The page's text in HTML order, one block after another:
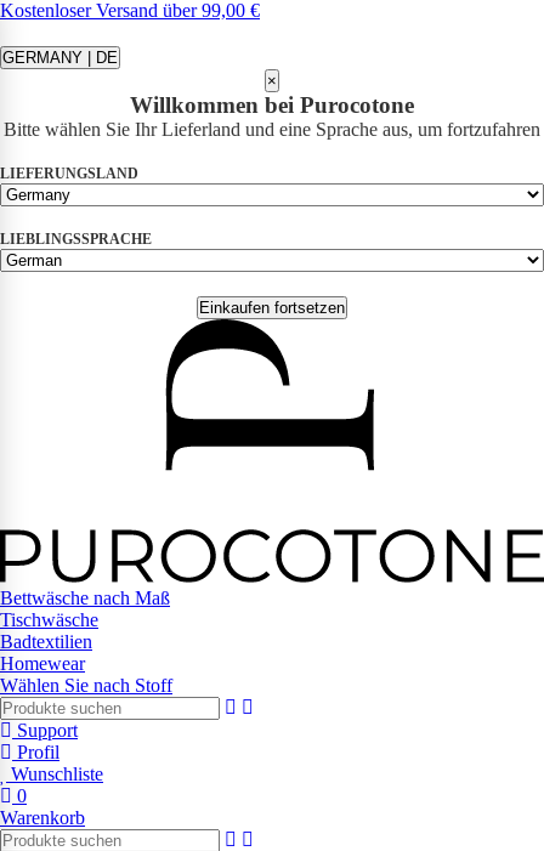
Kostenloser Versand über 99,00 €
GERMANY | DE
×
Willkommen bei Purocotone
Bitte wählen Sie Ihr Lieferland und eine Sprache aus, um fortzufahren
LIEFERUNGSLAND
LIEBLINGSSPRACHE
Einkaufen fortsetzen
Bettwäsche nach Maß
Tischwäsche
Badtextilien
Homewear
Wählen Sie nach Stoff
Support
Profil
Wunschliste
0
Warenkorb